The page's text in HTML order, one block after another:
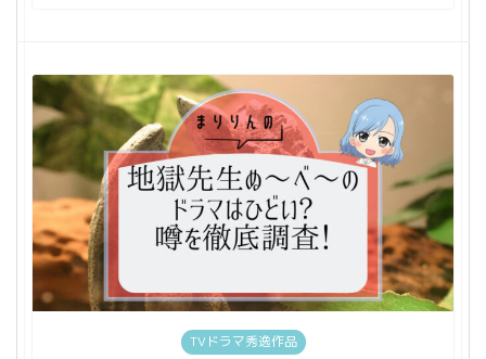
TVドラマ秀逸作品